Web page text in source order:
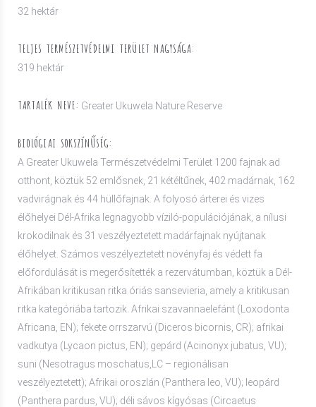
32 hektár
TELJES TERMÉSZETVÉDELMI TERÜLET NAGYSÁGA:
319 hektár
TARTALÉK NEVE: Greater Ukuwela Nature Reserve
BIOLÓGIAI SOKSZÍNŰSÉG:
A Greater Ukuwela Természetvédelmi Terület 1200 fajnak ad
otthont, köztük 52 emlősnek, 21 kétéltűnek, 402 madárnak, 162
vadvirágnak és 44 hüllőfajnak. A folyosó árterei és vizes
élőhelyei Dél-Afrika legnagyobb víziló-populációjának, a nílusi
krokodilnak és 31 veszélyeztetett madárfajnak nyújtanak
élőhelyet. Számos veszélyeztetett növényfaj és védett fa
előfordulását is megerősítették a rezervátumban, köztük a Dél-
Afrikában kritikusan ritka óriás sansevieria, amely a kritikusan
ritka kategóriába tartozik. Afrikai szavannaelefánt (Loxodonta
Africana, EN); fekete orrszarvú (Diceros bicornis, CR); afrikai
vadkutya (Lycaon pictus, EN); gepárd (Acinonyx jubatus, VU);
suni (Nesotragus moschatus,LC – regionálisan
veszélyeztetett); Afrikai oroszlán (Panthera leo, VU); leopárd
(Panthera pardus, VU); déli sávos kígyósas (Circaetus